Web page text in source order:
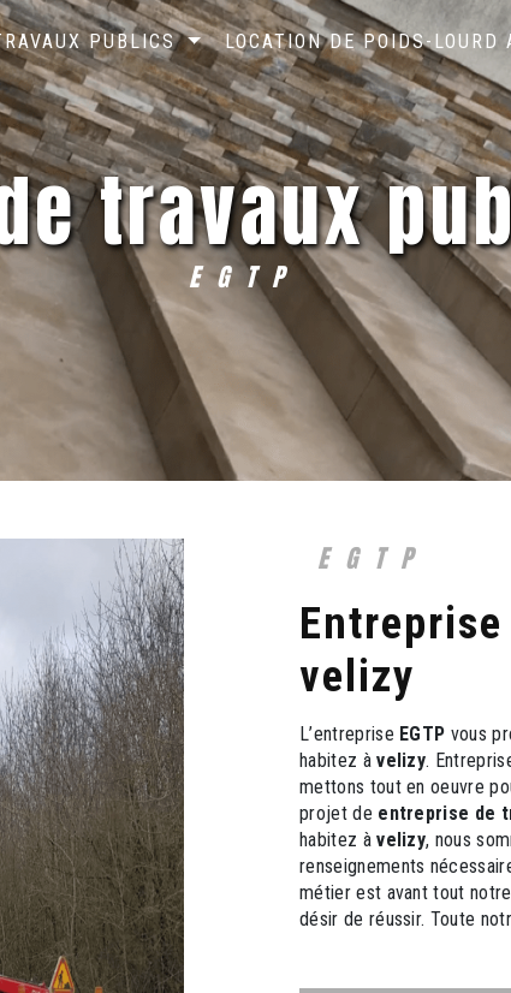
PUBLICS LOCATION DE POIDS-LOURD
travaux
EGTP
EGTP
entreprise de travaux publics à
velizy
L’entreprise EGTP vous
habitez àvelizy.
mettons tout en oeuvre
projet de entreprise de
habitez àvelizy, nous
renseignements
métier est avant tout
désir de réussir. Toute